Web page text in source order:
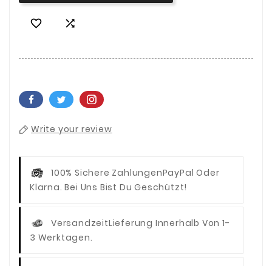
 
Write your review
100% Sichere ZahlungenPayPal Oder
Klarna. Bei Uns Bist Du Geschützt!
VersandzeitLieferung Innerhalb Von 1-
3 Werktagen.